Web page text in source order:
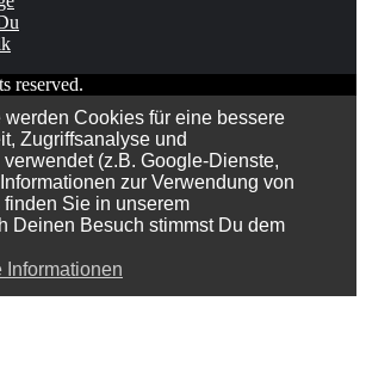
reserved.
Cookies für eine bessere
Zugriffsanalyse und
(z.B. Google-Dienste,
zur Verwendung von
Sie in unserem
Deinen Besuch stimmst Du dem
Informationen